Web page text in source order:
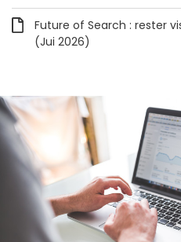
Future of Search : rester
(Jui 2026)